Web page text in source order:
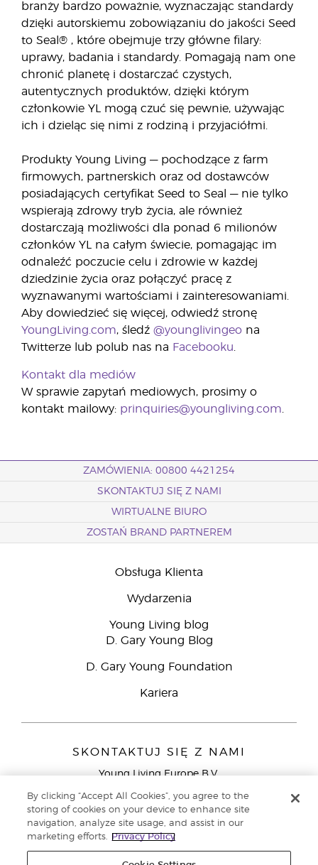
branży bardzo poważnie, wyznaczając standardy
dzięki autorskiemu zobowiązaniu do jakości Seed
to Seal® , które obejmuje trzy główne filary:
uprawy, badania i standardy. Pomagają nam one
chronić planetę i dostarczać czystych,
autentycznych produktów, dzięki którym
członkowie YL mogą czuć się pewnie, używając
ich i dzieląc się nimi z rodziną i przyjaciółmi.
Produkty Young Living — pochodzące z farm
firmowych, partnerskich oraz od dostawców
posiadających certyfikat Seed to Seal — nie tylko
wspierają zdrowy tryb życia, ale również
dostarczają możliwości dla ponad 6 milionów
członków YL na całym świecie, pomagając im
odnaleźć poczucie celu i zdrowie w każdej
dziedzinie życia oraz połączyć pracę z
wyznawanymi wartościami i zainteresowaniami.
Aby dowiedzieć się więcej, odwiedź stronę
YoungLiving.com, śledź @younglivingeo na
Twitterze lub polub nas na Facebooku
Kontakt dla mediów
W sprawie zapytań mediowych, prosimy o
kontakt mailowy: prinquiries@youngliving.com
ZAMÓWIENIA: 00800 4421254
SKONTAKTUJ SIĘ Z NAMI
WIRTUALNE BIURO
ZOSTAŃ BRAND PARTNEREM
Obsługa Klienta
Wydarzenia
Young Living blog
D. Gary Young Blog
D. Gary Young Foundation
Kariera
SKONTAKTUJ SIĘ Z NAMI
Young Living Europe B.V.
9727 AJ Groningen
Young Living Europe Ltd - Europejska siedziba
główna:+44 (0) 20 3935 9000
By clicking “Accept All Cookies”, you agree to the
storing of cookies on your device to enhance site
navigation, analyze site usage, and assist in our
marketing efforts.
Privacy Policy